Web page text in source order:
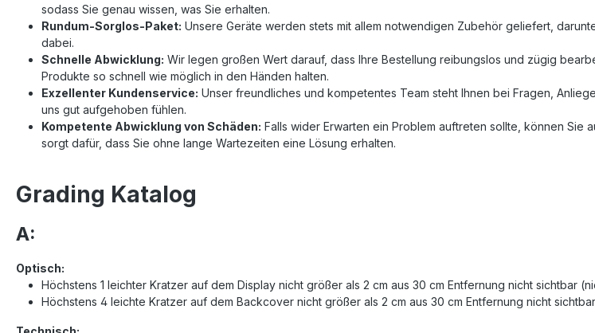
sodass Sie genau wissen, was Sie erhalten.
Rundum-Sorglos-Paket: Unsere Geräte werden stets mit allem notwendigen Zubehör geliefert,
dabei.
Schnelle Abwicklung: Wir legen großen Wert darauf, dass Ihre Bestellung reibungslos und zügig
Produkte so schnell wie möglich in den Händen halten.
Exzellenter Kundenservice: Unser freundliches und kompetentes Team steht Ihnen bei Fragen,
uns gut aufgehoben fühlen.
Kompetente Abwicklung von Schäden: Falls wider Erwarten ein Problem auftreten sollte, können Sie
sorgt dafür, dass Sie ohne lange Wartezeiten eine Lösung erhalten.
Grading Katalog
A:
Optisch:
Höchstens 1 leichter Kratzer auf dem Display nicht größer als 2 cm aus 30 cm Entfernung nicht sichtbar
Höchstens 4 leichte Kratzer auf dem Backcover nicht größer als 2 cm aus 30 cm Entfernung nicht